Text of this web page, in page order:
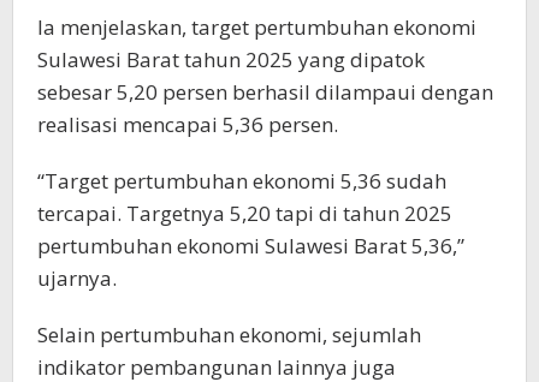
Ia menjelaskan, target pertumbuhan ekonomi
Sulawesi Barat tahun 2025 yang dipatok
sebesar 5,20 persen berhasil dilampaui dengan
realisasi mencapai 5,36 persen.
“Target pertumbuhan ekonomi 5,36 sudah
tercapai. Targetnya 5,20 tapi di tahun 2025
pertumbuhan ekonomi Sulawesi Barat 5,36,”
ujarnya.
Selain pertumbuhan ekonomi, sejumlah
indikator pembangunan lainnya juga